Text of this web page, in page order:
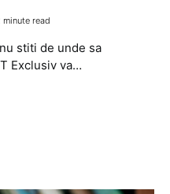
minute read
stiti de unde sa
Exclusiv va…